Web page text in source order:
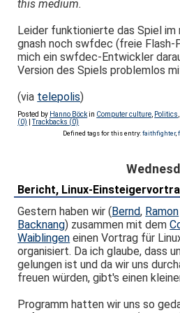
this medium.
Leider funktionierte das Spiel im
gnash noch swfdec (freie Flash-
mich ein swfdec-Entwickler
Version des Spiels problemlos
(via telepolis)
Posted by Hanno Böckin Computer culture Politics
(0)
|Trackbacks (0)
Defined tags for this entry:faithfighter,
Bericht, Linux-
Gestern haben wir (Bernd, Ramon
Backnang) zusammen mit dem
Waiblingen einen Vortrag für
organisiert. Da ich glaube, dass
gelungen ist und da wir uns
freuen würden, gibt's einen
Programm hatten wir uns so